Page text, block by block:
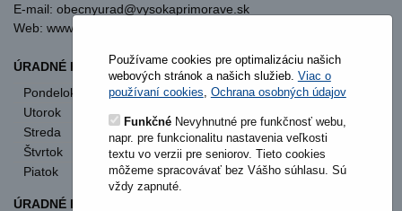
E-mail: obecnyurad@vysokaprimorave.sk
Web: www.vysokaprimorave.sk
ÚRADNÉ HODINY OBECNÝ ÚRAD
Pondelok
8:00 - 12:00
13:00 - 15:30
Utorok
8:00 - 12:00
Streda
8:00 - 12:00
13:00 - 17:00
Štvrtok
nestránkový deň
Piatok
8:00 - 12:00
ÚRADNÉ HODINY STAVEBNÝ ÚRAD
Používame cookies pre optimalizáciu našich
webových stránok a našich služieb. Viac o
používaní cookies Ochrana osobných údajov
FunkčnéNevyhnutné pre funkčnosť webu,
napr. pre funkcionalitu nastavenia veľkosti
textu vo verzii pre seniorov. Tieto cookies
môžeme spracovávať bez Vášho súhlasu. Sú
vždy zapnuté.